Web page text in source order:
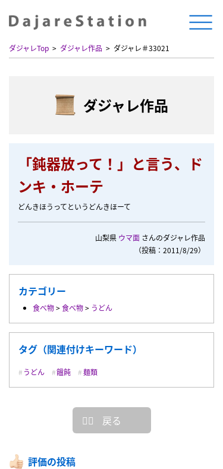
ダジャレTop ダジャレ作品 ダジャレ＃33021
ダジャレ作品
「鈍器放って！」と言う、ド
ンキ・ホーテ
どんきほうってというどんきほーて
山梨県 ウマ面 さんのダジャレ作品
（投稿：2011/8/29）
カテゴリー
食べ物>食べ物> うどん
タグ（関連付けキーワード）
うどん 饂飩 麺類
戻る
評価の投稿